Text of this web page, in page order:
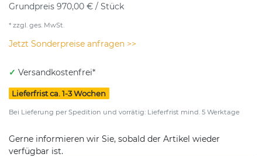
Grundpreis 970,00 € / Stück
* zzgl. ges. MwSt.
Jetzt Sonderpreise anfragen >>
✓ Versandkostenfrei*
Lieferfrist ca. 1-3 Wochen
Bei Lieferung per Spedition und vorrätig: Lieferfrist mind. 5 Werktage
Gerne informieren wir Sie, sobald der Artikel wieder
verfügbar ist.